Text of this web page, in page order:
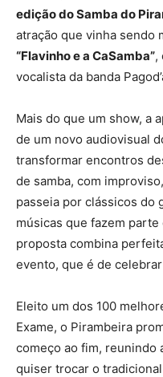
edição do Samba do
atração que vinha sendo
“Flavinho e a CaSamba”,
vocalista da banda
Mais do que um show, a
de um novo audiovisual
transformar encontros
de samba, com
passeia por clássicos do
músicas que fazem
proposta combina
evento, que é de
Eleito um dos 100
Exame, o Pirambeira
começo ao fim, reunindo
quiser trocar o